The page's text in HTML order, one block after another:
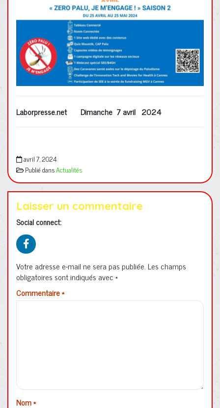
Laborpresse.net Dimanche 7 avril 2024
avril 7, 2024
Publié dansActualités
Laisser un commentaire
Social connect:
Votre adresse e-mail ne sera pas publiée.Les champs
obligatoires sont indiqués avec*
Commentaire*
Nom*